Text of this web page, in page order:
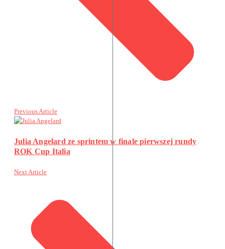
Previous Article
Julia Angelard ze sprintem w finale pierwszej rundy
ROK Cup Italia
Next Article